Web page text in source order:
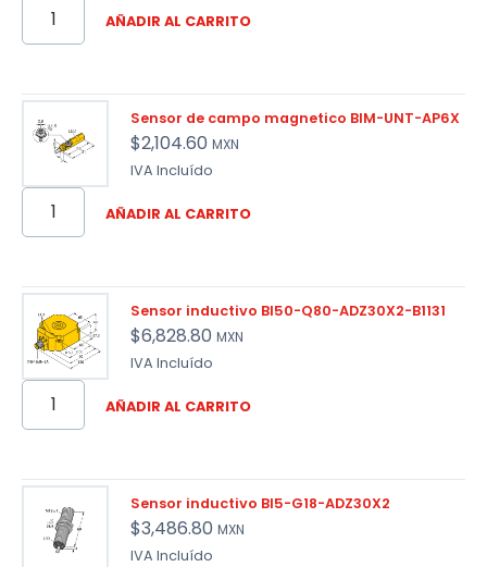
AÑADIR AL CARRITO
Sensor de campo magnetico BIM-UNT-AP6X
$2,104.60 MXN
IVA Incluído
AÑADIR AL CARRITO
Sensor inductivo BI50-Q80-ADZ30X2-B1131
$6,828.80 MXN
IVA Incluído
AÑADIR AL CARRITO
Sensor inductivo BI5-G18-ADZ30X2
$3,486.80 MXN
IVA Incluído